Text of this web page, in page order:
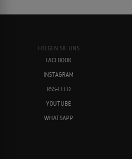
FOLGEN SIE UNS
FACEBOOK
INSTAGRAM
RSS-FEED
YOUTUBE
WHATSAPP